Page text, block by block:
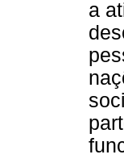
a